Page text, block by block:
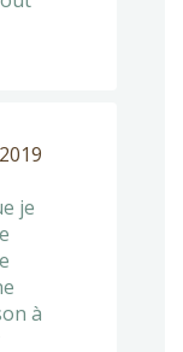
je
à